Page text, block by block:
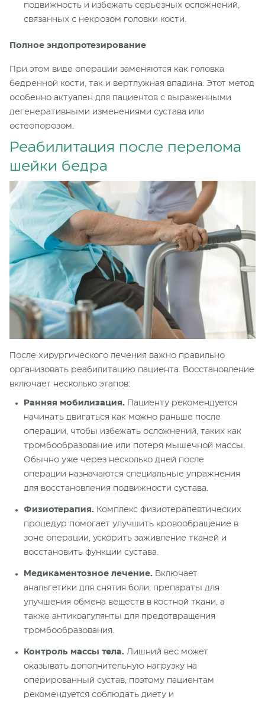
подвижность и избежать серьезных осложнений,
связанных с некрозом головки кости.
Полное эндопротезирование
При этом виде операции заменяются как головка
бедренной кости, так и вертлужная впадина. Этот метод
особенно актуален для пациентов с выраженными
дегенеративными изменениями сустава или
остеопорозом.
Реабилитация после перелома
шейки бедра
После хирургического лечения важно правильно
организовать реабилитацию пациента. Восстановление
включает несколько этапов:
Ранняя мобилизация. Пациенту рекомендуется
начинать двигаться как можно раньше после
операции, чтобы избежать осложнений, таких как
тромбообразование или потеря мышечной массы.
Обычно уже через несколько дней после
операции назначаются специальные упражнения
для восстановления подвижности сустава.
Физиотерапия. Комплекс физиотерапевтических
процедур помогает улучшить кровообращение в
зоне операции, ускорить заживление тканей и
восстановить функции сустава.
Медикаментозное лечение. Включает
анальгетики для снятия боли, препараты для
улучшения обмена веществ в костной ткани, а
также антикоагулянты для предотвращения
тромбообразования.
Контроль массы тела. Лишний вес может
оказывать дополнительную нагрузку на
оперированный сустав, поэтому пациентам
рекомендуется соблюдать диету и